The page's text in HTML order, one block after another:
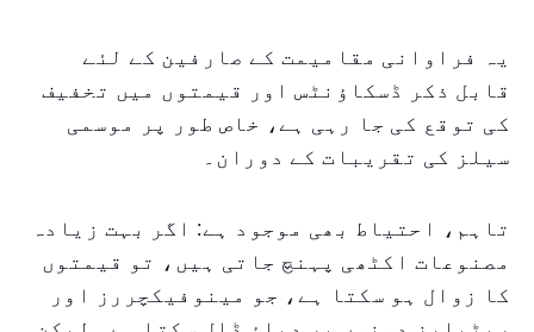
یہ فراوانی مقامیمت کے صارفین کے لئے
قابل ذکر ڈسکاؤنٹس اور قیمتوں میں تخفیف
کی توقع کی جا رہی ہے، خاص طور پر موسمی
سیلز کی تقریبات کے دوران۔
تاہم، احتیاط بھی موجود ہے: اگر بہت زیادہ
مصنوعات اکٹھی پہنچ جاتی ہیں، تو قیمتوں
کا زوال ہو سکتا ہے، جو مینوفیکچررز اور